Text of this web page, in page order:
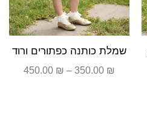
שמלת כותנה כפתורים ורוד
350.00 ₪
–
450.00 ₪